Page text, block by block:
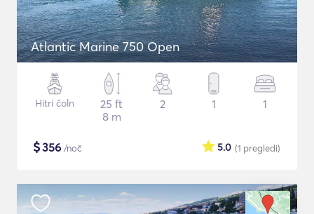
Atlantic Marine 750 Open
Hitri čoln
25 ft
8 m
2 1 1
$356 /noč (1 pregledi)
5.0